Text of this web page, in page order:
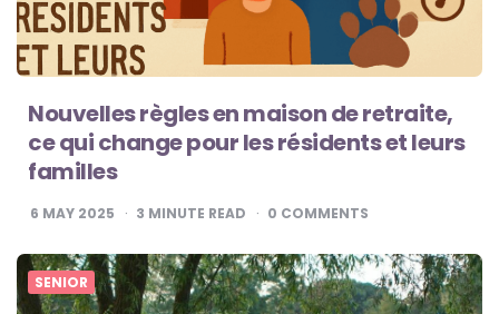
Nouvelles règles en maison de retraite,
ce qui change pour les résidents et leurs
familles
6 MAY 2025 3 MINUTE READ 0 COMMENTS
SENIOR